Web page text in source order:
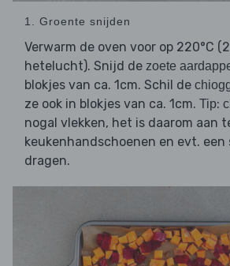
1. Groente snijden
Verwarm de oven voor op 220°C
hetelucht). Snijd de zoete
blokjes van ca. 1cm. Schil de
ze ook in blokjes van ca. 1cm. Tip:
nogal vlekken, het is daarom aan
keukenhandschoenen en evt.
dragen.